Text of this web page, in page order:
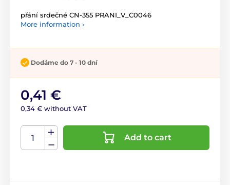
přání srdečné CN-355 PRANI_V_C0046
More information ›
Dodáme do 7 - 10 dní
0,41 €
0,34 € without VAT
Add to cart